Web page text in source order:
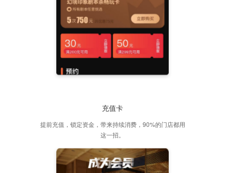
充值卡
提前充值，锁定资金，带来持续消费，90%的门店都用
这一招。